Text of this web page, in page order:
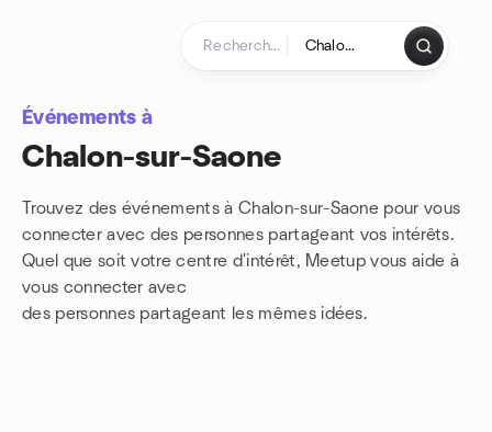
Événements à
Chalon-sur-Saone
Trouvez des événements à Chalon-sur-Saone pour vous
connecter avec des personnes partageant vos intérêts.
Quel que soit votre centre d'intérêt, Meetup vous aide à
vous connecter avec
des personnes partageant les mêmes idées.